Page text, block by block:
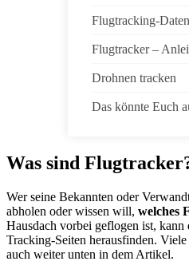
Flugtracking-Daten
Flugtracker –
Drohnen tracken
Das könnte Euch
Was sind
Wer seine Bekannten oder
abholen oder wissen will, welches
Hausdach vorbei geflogen ist,
Tracking-Seiten herausfinden.
auch weiter unten in dem Artikel.